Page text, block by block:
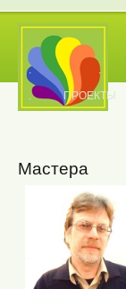
. . .
. ПРОЕКТЫ
Мастера